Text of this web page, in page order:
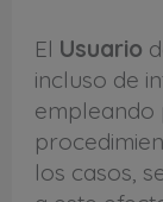
El Usuario
incluso de
empleando
los casos,